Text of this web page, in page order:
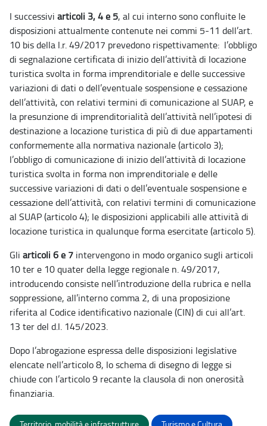
I successivi articoli 3, 4 e 5, al cui interno sono confluite le
disposizioni attualmente contenute nei commi 5-11 dell’art.
10 bis della l.r. 49/2017 prevedono rispettivamente: l’obbligo
di segnalazione certificata di inizio dell’attività di locazione
turistica svolta in forma imprenditoriale e delle successive
variazioni di dati o dell’eventuale sospensione e cessazione
dell’attività, con relativi termini di comunicazione al SUAP, e
la presunzione di imprenditorialità dell’attività nell’ipotesi di
destinazione a locazione turistica di più di due appartamenti
conformemente alla normativa nazionale (articolo 3);
l’obbligo di comunicazione di inizio dell’attività di locazione
turistica svolta in forma non imprenditoriale e delle
successive variazioni di dati o dell’eventuale sospensione e
cessazione dell’attività, con relativi termini di comunicazione
al SUAP (articolo 4); le disposizioni applicabili alle attività di
locazione turistica in qualunque forma esercitate (articolo 5).
Gli articoli 6 e 7 intervengono in modo organico sugli articoli
10 ter e 10 quater della legge regionale n. 49/2017,
introducendo consiste nell’introduzione della rubrica e nella
soppressione, all’interno comma 2, di una proposizione
riferita al Codice identificativo nazionale (CIN) di cui all’art.
13 ter del d.l. 145/2023.
Dopo l’abrogazione espressa delle disposizioni legislative
elencate nell’articolo 8, lo schema di disegno di legge si
chiude con l’articolo 9 recante la clausola di non onerosità
finanziaria.